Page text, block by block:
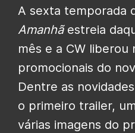
A sexta temporada
Amanhãestreia
mês e a CW liberou
promocionais do
Dentre as
o primeiro trailer,
várias imagens do